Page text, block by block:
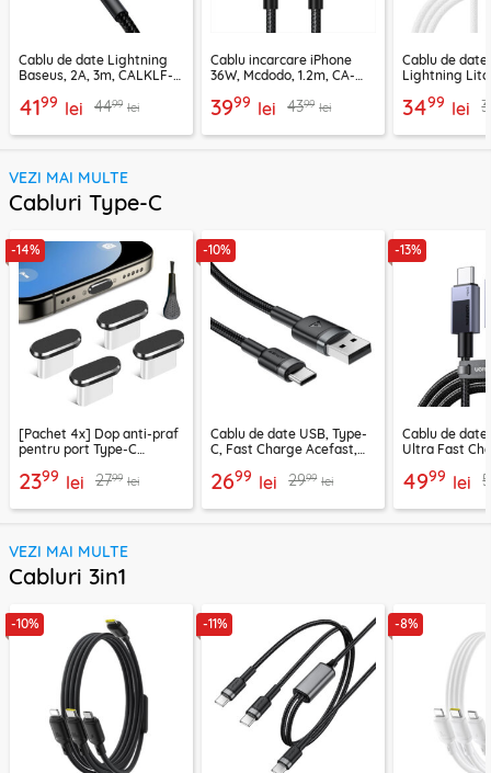
Cablu de date Lightning
Baseus, 2A, 3m, CALKLF-
4199 lei 4499 lei
Cablu incarcare iPhone
36W, Mcdodo, 1.2m, CA-
3999 lei 4399 lei
Cablu de date
Lightning
3499 lei
VEZI MAI MULTE
Cabluri Type-C
-14%
[Pachet 4x] Dop anti-praf
pentru port Type-C
2399 lei 2799 lei
-10%
Cablu de date USB, Type-
C, Fast Charge Acefast,
2699 lei 2999 lei
-13%
Cablu de date
Ultra Fast
4999 lei
VEZI MAI MULTE
Cabluri 3in1
-10% -11% -8%